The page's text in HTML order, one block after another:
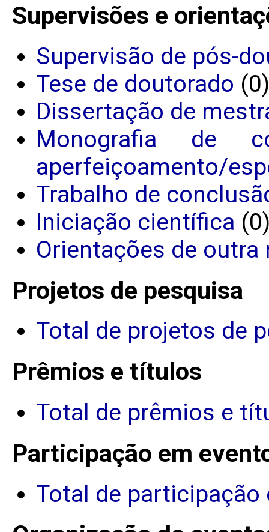
Supervisões e
Supervisão de pós-
Tese de doutorado (0)
Dissertação de
Monografia de
aperfeiçoamento/
Trabalho de
Iniciação científica
Orientações de outra
Projetos de pesquisa
Total de projetos de
Prêmios e títulos
Total de prêmios e
Participação em
Total de participação